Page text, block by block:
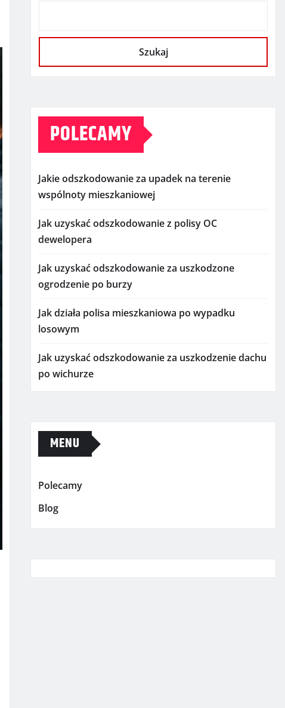
Szukaj
POLECAMY
Jakie odszkodowanie za upadek na terenie
wspólnoty mieszkaniowej
Jak uzyskać odszkodowanie z polisy OC
dewelopera
Jak uzyskać odszkodowanie za uszkodzone
ogrodzenie po burzy
Jak działa polisa mieszkaniowa po wypadku
losowym
Jak uzyskać odszkodowanie za uszkodzenie dachu
po wichurze
MENU
Polecamy
Blog